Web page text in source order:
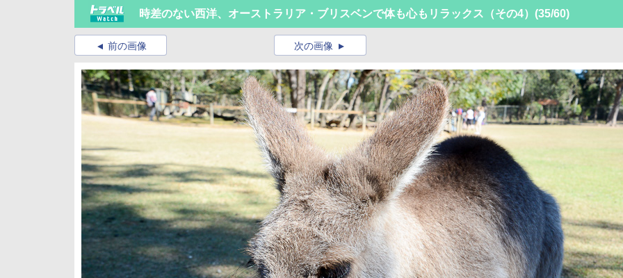
時差のない西洋、オーストラリア・ブリスベンで体も心もリラックス（その4） (35/60)
前の画像 次の画像